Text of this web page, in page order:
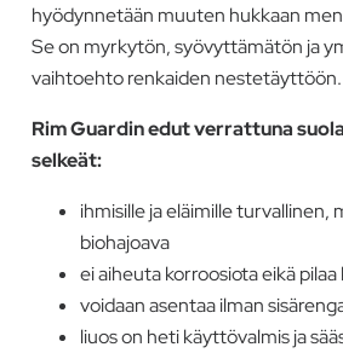
hyödynnetään muuten hukkaan
Se on myrkytön, syövyttämätön ja
vaihtoehto renkaiden nestetäyttöön.
Rim Guardin edut verrattuna
selkeät:
ihmisille ja eläimille turvallinen,
biohajoava
ei aiheuta korroosiota eikä
voidaan asentaa ilman
liuos on heti käyttövalmis ja